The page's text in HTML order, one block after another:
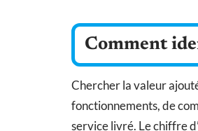
Comment
Chercher la valeur
fonctionnements, de
service livré. Le chiffre